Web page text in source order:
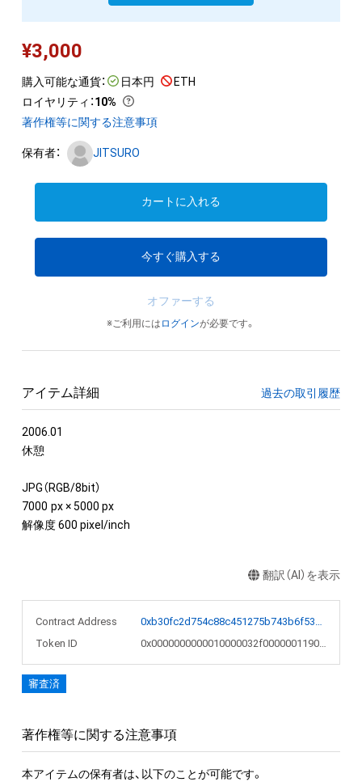
¥3,000
購入可能な通貨： 日本円
ETH
ロイヤリティ ：10%
著作権等に関する注意事項
保有者： JITSURO
カートに入れる
今すぐ購入する
オファーする
※ご利用には ログインが必要です。
アイテム詳細 過去の取引履歴
2006.01
休憩
JPG（RGB/8bit）
7000  px × 5000 px
解像度 600 pixel/inch
翻訳（AI）を表示
Contract Address
0xb30fc2d754c88c451275b743b6f530f19f643683
Token ID
0x0000000000010000032f00000011906f
審査済
著作権等に関する注意事項
本アイテムの保有者は、以下のことが可能です。